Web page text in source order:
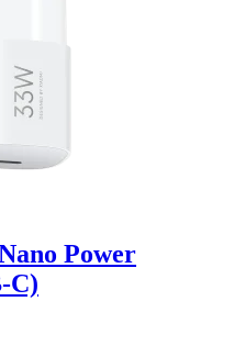
Power
C)